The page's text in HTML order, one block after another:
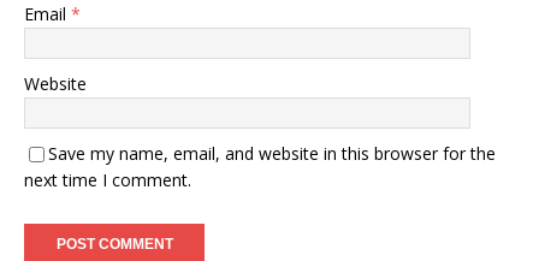
Email *
Website
Save my name, email, and website in this browser for the
next time I comment.